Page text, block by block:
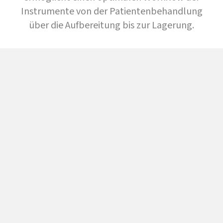
Instrumente von der Patientenbehandlung
über die Aufbereitung bis zur Lagerung.